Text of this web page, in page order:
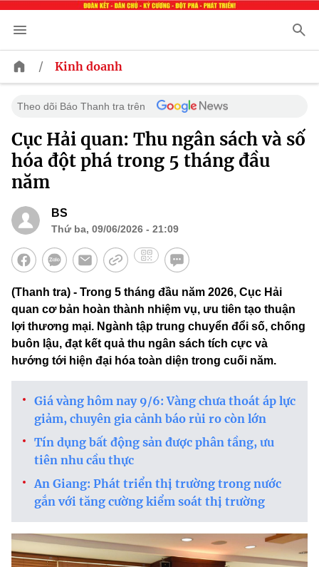
/ Kinh doanh
Theo dõi Báo Thanh tra trên
Cục Hải quan: Thu ngân sách và số
hóa đột phá trong 5 tháng đầu
năm
BS
Thứ ba, 09/06/2026 - 21:09
(Thanh tra) - Trong 5 tháng đầu năm 2026, Cục Hải
quan cơ bản hoàn thành nhiệm vụ, ưu tiên tạo thuận
lợi thương mại. Ngành tập trung chuyển đổi số, chống
buôn lậu, đạt kết quả thu ngân sách tích cực và
hướng tới hiện đại hóa toàn diện trong cuối năm.
Giá vàng hôm nay 9/6: Vàng chưa thoát áp lực
giảm, chuyên gia cảnh báo rủi ro còn lớn
Tín dụng bất động sản được phân tầng, ưu
tiên nhu cầu thực
An Giang: Phát triển thị trường trong nước
gắn với tăng cường kiểm soát thị trường